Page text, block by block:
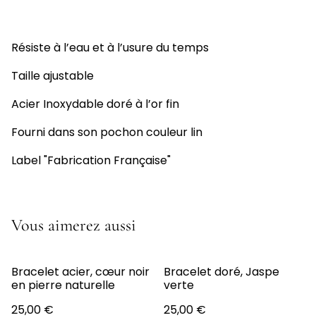
Résiste à l’eau et à l’usure du temps
Taille ajustable
Acier Inoxydable doré à l’or fin
Fourni dans son pochon couleur lin
Label "Fabrication Française"
Vous aimerez aussi
Bracelet acier, cœur noir
en pierre naturelle
25,00 €
Bracelet doré, Jaspe
verte
25,00 €